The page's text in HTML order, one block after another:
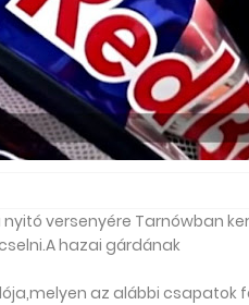
nyitó versenyére Tarnówban
hazai gárdának
az alábbi